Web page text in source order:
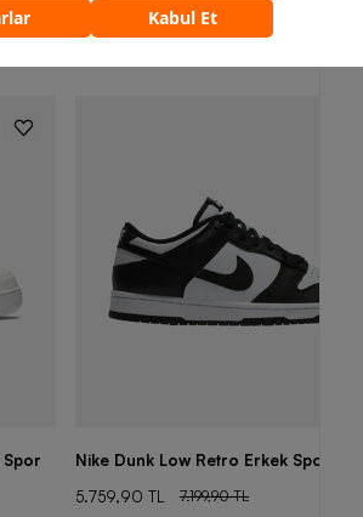
Nike Dunk Low Retro Erkek Spor
5.759,90 TL
7.199,90 TL